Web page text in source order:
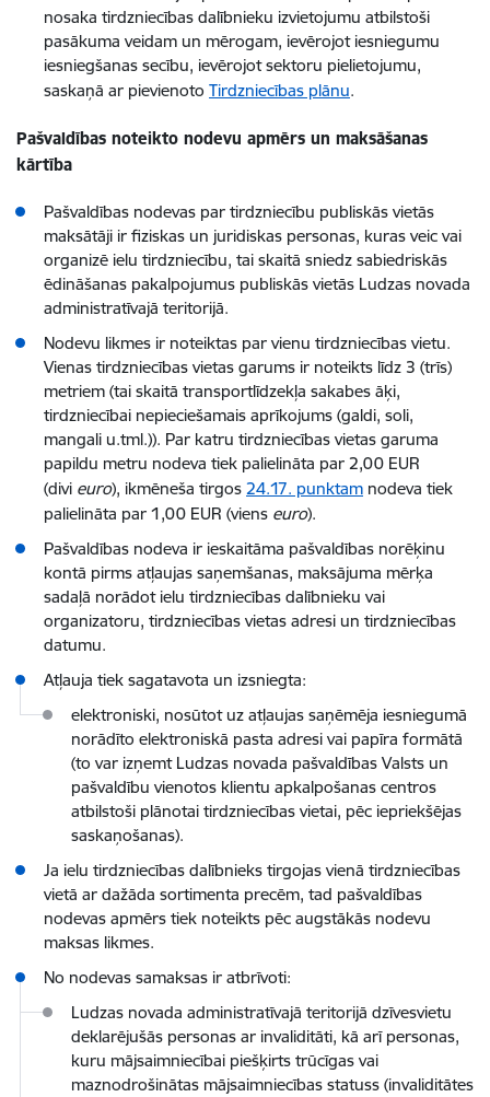
nosaka tirdzniecības dalībnieku izvietojumu atbilstoši
pasākuma veidam un mērogam, ievērojot iesniegumu
iesniegšanas secību, ievērojot sektoru pielietojumu,
saskaņā ar pievienoto Tirdzniecības plānu.
Pašvaldības noteikto nodevu apmērs un maksāšanas
kārtība
Pašvaldības nodevas par tirdzniecību publiskās vietās
maksātāji ir fiziskas un juridiskas personas, kuras veic vai
organizē ielu tirdzniecību, tai skaitā sniedz sabiedriskās
ēdināšanas pakalpojumus publiskās vietās Ludzas novada
administratīvajā teritorijā.
Nodevu likmes ir noteiktas par vienu tirdzniecības vietu.
Vienas tirdzniecības vietas garums ir noteikts līdz 3 (trīs)
metriem (tai skaitā transportlīdzekļa sakabes āķi,
tirdzniecībai nepieciešamais aprīkojums (galdi, soli,
mangali u.tml.)). Par katru tirdzniecības vietas garuma
papildu metru nodeva tiek palielināta par 2,00 EUR
(divi euro), ikmēneša tirgos 24.17. punktam nodeva tiek
palielināta par 1,00 EUR (viens euro).
Pašvaldības nodeva ir ieskaitāma pašvaldības norēķinu
kontā pirms atļaujas saņemšanas, maksājuma mērķa
sadaļā norādot ielu tirdzniecības dalībnieku vai
organizatoru, tirdzniecības vietas adresi un tirdzniecības
datumu.
Atļauja tiek sagatavota un izsniegta:
elektroniski, nosūtot uz atļaujas saņēmēja iesniegumā
norādīto elektroniskā pasta adresi vai papīra formātā
(to var izņemt Ludzas novada pašvaldības Valsts un
pašvaldību vienotos klientu apkalpošanas centros
atbilstoši plānotai tirdzniecības vietai, pēc iepriekšējas
saskaņošanas).
Ja ielu tirdzniecības dalībnieks tirgojas vienā tirdzniecības
vietā ar dažāda sortimenta precēm, tad pašvaldības
nodevas apmērs tiek noteikts pēc augstākās nodevu
maksas likmes.
No nodevas samaksas ir atbrīvoti:
Ludzas novada administratīvajā teritorijā dzīvesvietu
deklarējušās personas ar invaliditāti, kā arī personas,
kuru mājsaimniecībai piešķirts trūcīgas vai
maznodrošinātas mājsaimniecības statuss (invaliditātes